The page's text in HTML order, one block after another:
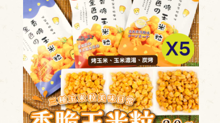
查詢
收藏
絲專頁